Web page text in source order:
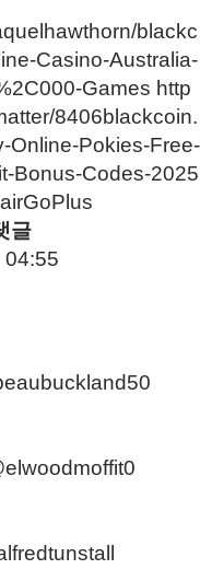
blackc
Casino-Australia-
Games http
8406blackcoin.
Online-Pokies-Free-
Bonus-Codes-2025
글
04:55